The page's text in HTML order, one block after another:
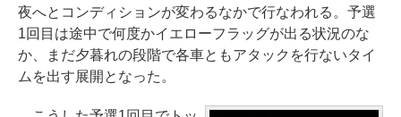
夜へとコンディションが変わるなかで行なわれる。予選
1回目は途中で何度かイエローフラッグが出る状況のな
か、まだ夕暮れの段階で各車ともアタックを行ないタイ
ムを出す展開となった。